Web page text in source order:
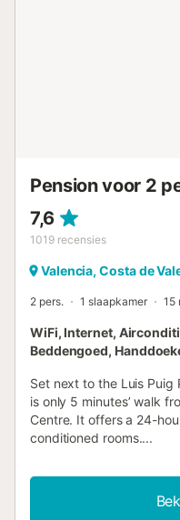
Pension voor 2
7,6
1019 recensies
Valencia, Costa de
2 pers. 1 slaapkamer 15
WiFi, Internet,
Beddengoed,
Set next to the Luis Puig
is only 5 minutes’ walk
Centre. It offers a 24-
conditioned rooms....